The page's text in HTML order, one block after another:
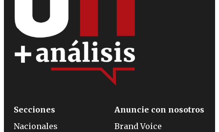
Secciones
Nacionales
Anuncie con nosotros
Brand Voice